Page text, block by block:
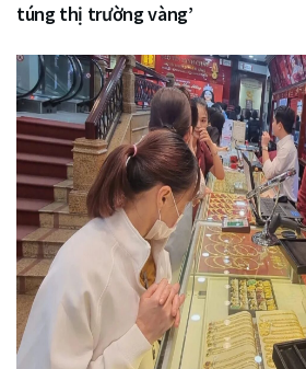
túng thị trường vàng’